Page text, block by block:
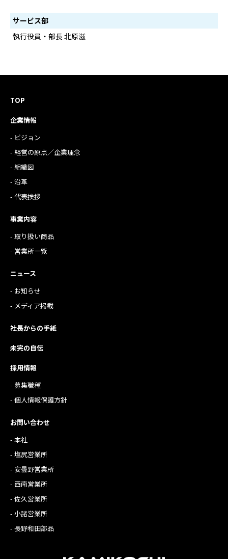
サービス部
執行役員・部長 北原滋
TOP
企業情報
- ビジョン
- 経営の原点／企業理念
- 組織図
- 沿革
- 代表挨拶
事業内容
- 取り扱い商品
- 営業所一覧
ニュース
- お知らせ
- メディア掲載
社長からの手紙
未完の自伝
採用情報
- 募集職種
- 個人情報保護方針
お問い合わせ
- 本社
- 塩尻営業所
- 安曇野営業所
- 西南営業所
- 佐久営業所
- 小諸営業所
- 長野和田部品